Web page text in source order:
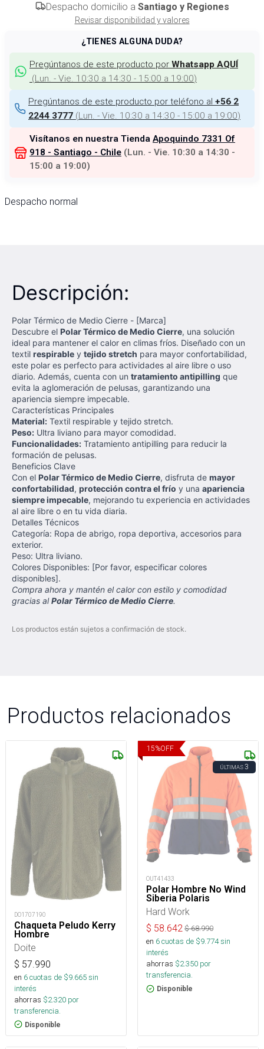
Despacho domicilio a Santiago y Regiones
Revisar disponibilidad y valores
¿TIENES ALGUNA DUDA?
Pregúntanos de este producto por Whatsapp AQUÍ
(Lun. - Vie. 10:30 a 14:30 - 15:00 a 19:00)
Pregúntanos de este producto por teléfono al +56 2
2244 3777 (Lun. - Vie. 10:30 a 14:30 - 15:00 a 19:00)
Visítanos en nuestra Tienda Apoquindo 7331 Of
918 - Santiago - Chile (Lun. - Vie. 10:30 a 14:30 -
15:00 a 19:00)
Despacho normal
Descripción:
Polar Térmico de Medio Cierre - [Marca]
Descubre el Polar Térmico de Medio Cierre, una solución
ideal para mantener el calor en climas fríos. Diseñado con un
textil respirable y tejido stretch para mayor confortabilidad,
este polar es perfecto para actividades al aire libre o uso
diario. Además, cuenta con un tratamiento antipilling que
evita la aglomeración de pelusas, garantizando una
apariencia siempre impecable.
Características Principales
Material: Textil respirable y tejido stretch.
Peso: Ultra liviano para mayor comodidad.
Funcionalidades: Tratamiento antipilling para reducir la
formación de pelusas.
Beneficios Clave
Con el Polar Térmico de Medio Cierre, disfruta de mayor
confortabilidad, protección contra el frío y una apariencia
siempre impecable, mejorando tu experiencia en actividades
al aire libre o en tu vida diaria.
Detalles Técnicos
Categoría: Ropa de abrigo, ropa deportiva, accesorios para
exterior.
Peso: Ultra liviano.
Colores Disponibles: [Por favor, especificar colores
disponibles].
Compra ahora y mantén el calor con estilo y comodidad
gracias alPolar Térmico de Medio Cierre.
Los productos están sujetos a confirmación de stock.
Productos relacionados
DO1707190
Chaqueta Peludo Kerry
Hombre
Doite
$ 57.990
en 6cuotas de $9.665sin
interés
ahorras $2.320 por
transferencia.
Disponible
15%OFF
ÚLTIMAS3
OUT41433
Polar Hombre No Wind
Siberia Polaris
Hard Work
$ 58.642 $68.990
en 6cuotas de $9.774sin
interés
ahorras $2.350 por
transferencia.
Disponible